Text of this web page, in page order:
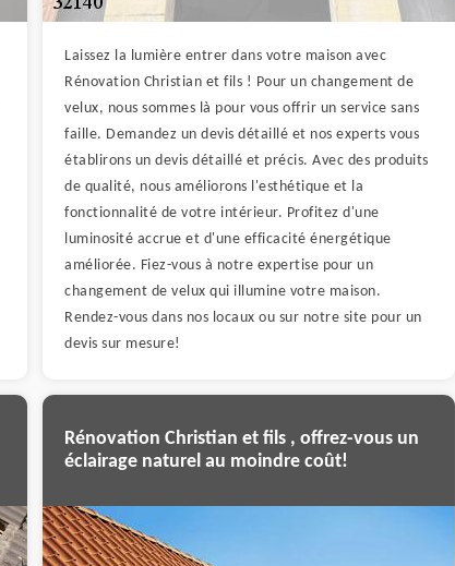
Laissez la lumière entrer dans votre maison avec
Rénovation Christian et fils ! Pour un changement de
velux, nous sommes là pour vous offrir un service sans
faille. Demandez un devis détaillé et nos experts vous
établirons un devis détaillé et précis. Avec des produits
de qualité, nous améliorons l'esthétique et la
fonctionnalité de votre intérieur. Profitez d'une
luminosité accrue et d'une efficacité énergétique
améliorée. Fiez-vous à notre expertise pour un
changement de velux qui illumine votre maison.
Rendez-vous dans nos locaux ou sur notre site pour un
devis sur mesure!
Rénovation Christian et fils , offrez-vous un
éclairage naturel au moindre coût!